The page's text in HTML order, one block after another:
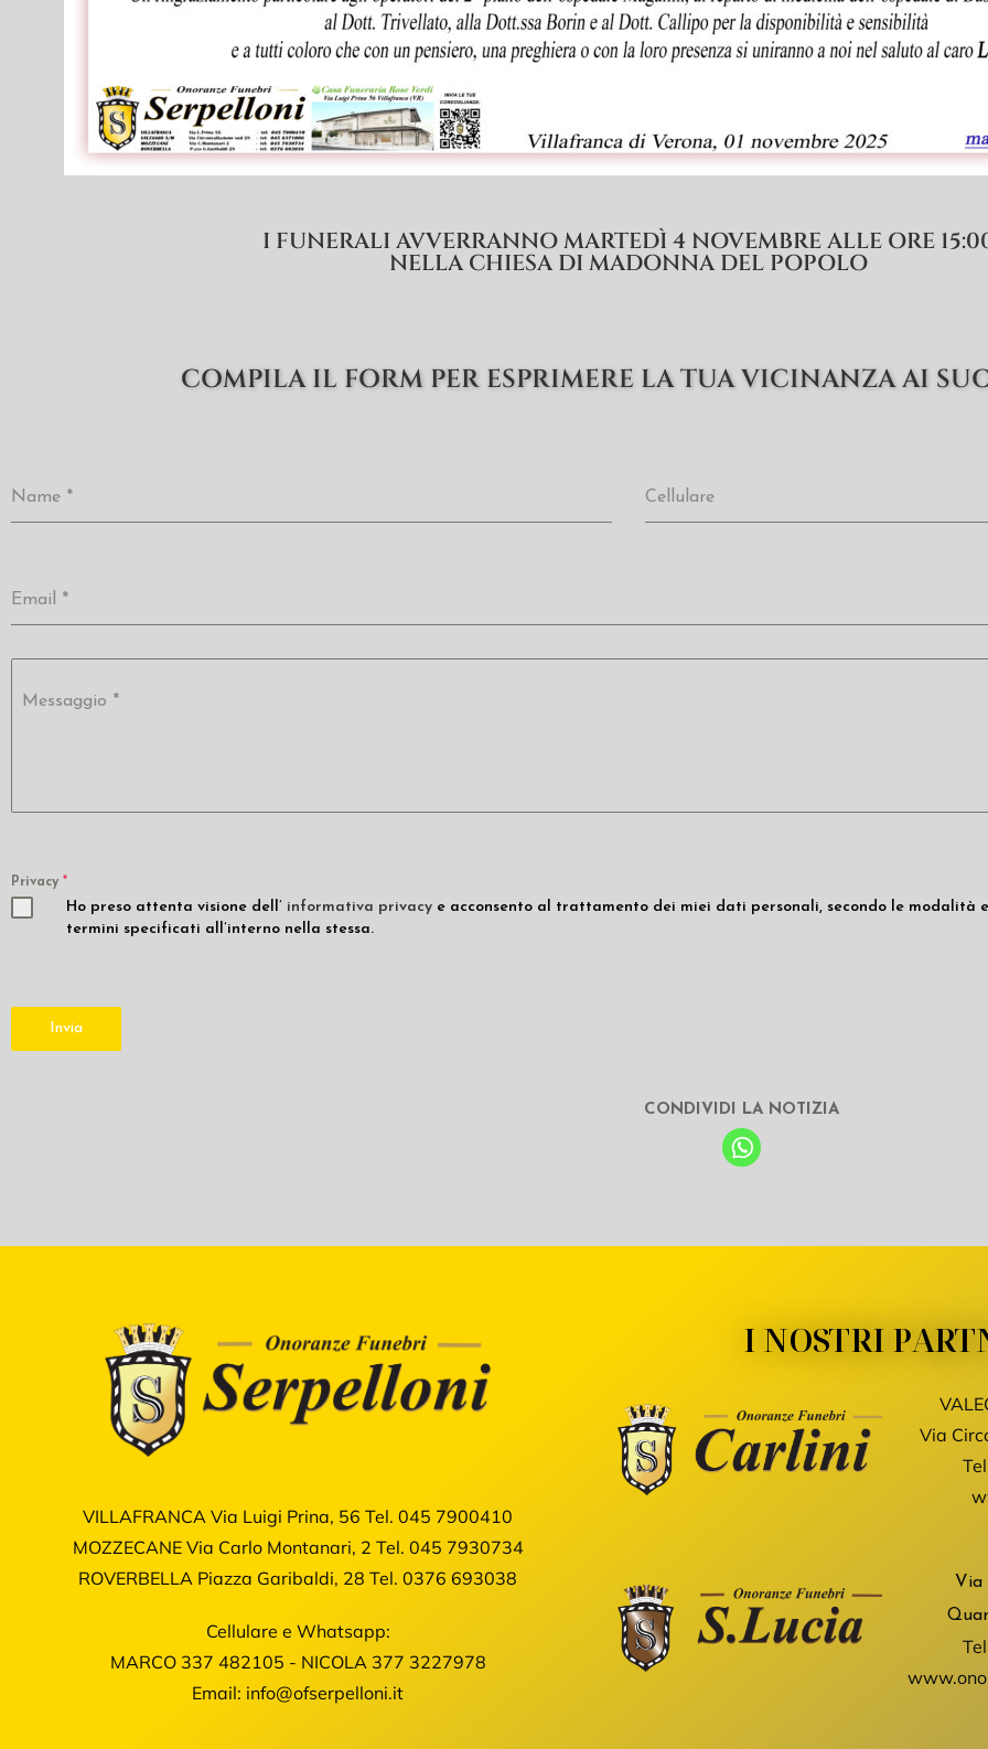
I FUNERALI AVVERRANNO MARTEDÌ 4 NOVEMBRE ALLE ORE
NELLA CHIESA DI MADONNA DEL POPOLO
COMPILA IL FORM PER ESPRIMERE LA TUA VICINANZA AI
Name * Cellulare
Email *
Messaggio *
Privacy *
Ho preso attenta visione dell’ informativa privacy e acconsento al trattamento dei miei dati personali, secondo le modalità
termini specificati all’interno nella stessa.
Invia
CONDIVIDI LA NOTIZIA
VILLAFRANCA Via Luigi Prina, 56 Tel. 045 7900410
MOZZECANE Via Carlo Montanari, 2 Tel. 045 7930734
ROVERBELLA Piazza Garibaldi, 28 Tel. 0376 693038
Cellulare e Whatsapp:
MARCO 337 482105 - NICOLA 377 3227978
Email: info@ofserpelloni.it
I NOSTRI
Via
Via